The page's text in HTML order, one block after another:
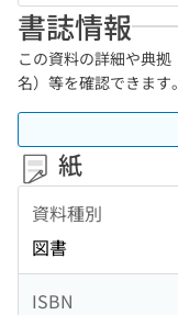
書誌情報
この資料の詳細や典
名）等を確認できます。
紙
資料種別
図書
ISBN